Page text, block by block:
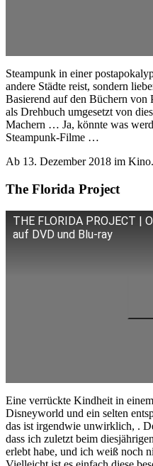
Steampunk in einer
andere Städte reist, sondern
Basierend auf den Büchern von
als Drehbuch umgesetzt von
Machern … Ja, könnte was
Steampunk-Filme …
Ab 13. Dezember 2018 im Kino.
The Florida Project
THE FLORIDA PROJECT |
auf DVD und Blu-ray
Eine verrückte Kindheit in
Disneyworld und ein selten
das ist irgendwie unwirklich, .
dass ich zuletzt beim
erlebt habe, und ich weiß noch